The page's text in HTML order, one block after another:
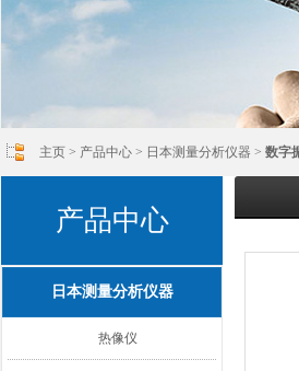
主页 > 产品中心 > 日本测量分析仪器 > 数字
产品中心
日本测量分析仪器
热像仪